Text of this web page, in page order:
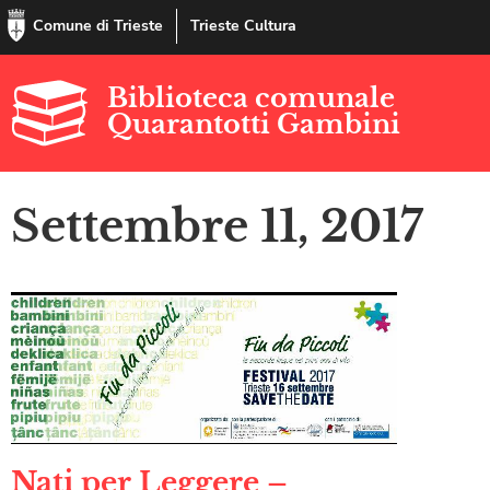
Comune di Trieste Trieste Cultura
Biblioteca comunale
Quarantotti Gambini
Settembre 11, 2017
Nati per Leggere –